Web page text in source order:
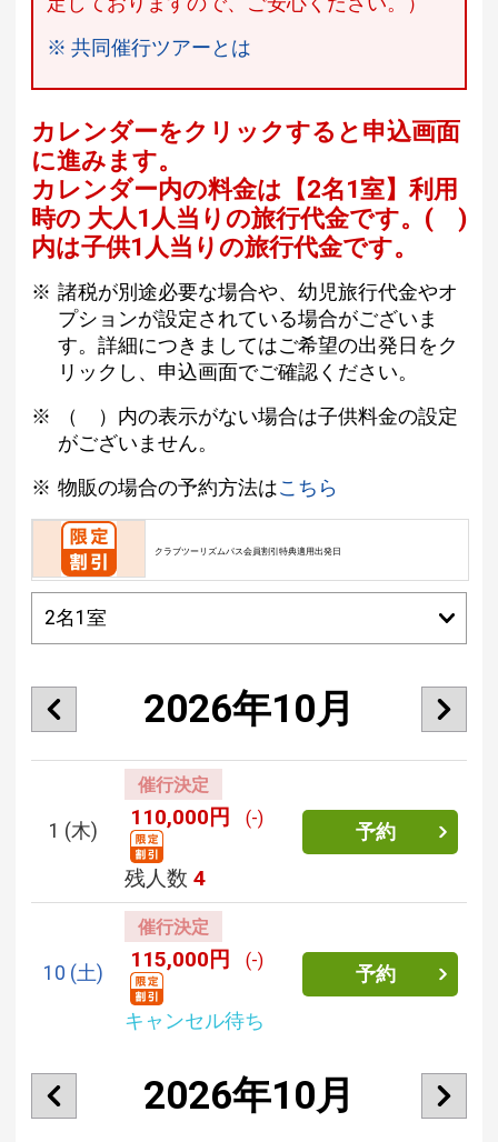
※ 共同催行ツアーとは
カレンダーをクリックすると申込画面
に進みます。
カレンダー内の料金は 【2名1室】利用
時の 大人1人当りの旅行代金です。 ( )
内は子供1人当りの旅行代金です。
諸税が別途必要な場合や、幼児旅行代金やオ
プションが設定されている場合がございま
す。詳細につきましてはご希望の出発日をク
リックし、申込画面でご確認ください。
（ ）内の表示がない場合は子供料金の設定
がございません。
物販の場合の予約方法はこちら
クラブツーリズムパス会員割引特典適用出発日
2026年10月
1 (木)
催行決定
110,000円 (-)
残人数 4
予約
10 (土)
催行決定
115,000円 (-)
キャンセル待ち
予約
2026年10月